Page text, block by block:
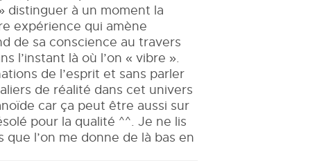
distinguer à un moment la
expérience qui amène
de sa conscience au travers
l’instant là où l’on « vibre ».
de l’esprit et sans parler
de réalité dans cet univers
car ça peut être aussi sur
pour la qualité ^^. Je ne lis
l’on me donne de là bas en